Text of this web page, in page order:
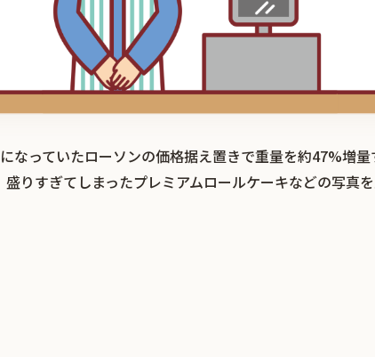
なっていたローソンの価格据え置きで重量を約47%増量
りすぎてしまったプレミアムロールケーキなどの写真